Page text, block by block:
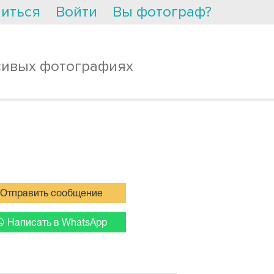
Войти Вы фотограф?
фотографиях
Отправить сообщение
Написать в WhatsApp